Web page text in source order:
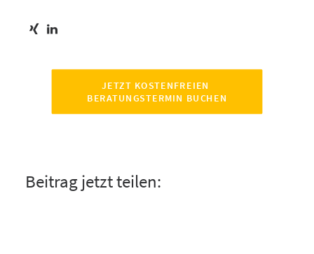
JETZT KOSTENFREIEN
BERATUNGSTERMIN BUCHEN
Beitrag jetzt teilen: